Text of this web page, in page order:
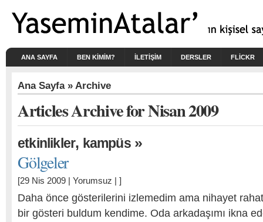
ANA SAYFA BEN KIMIM? İLETİŞİM DERSLER FLICKR
Ana Sayfa» Archive
Articles Archive for Nisan 2009
etkinlikler, kampüs»
Gölgeler
[29 Nis 2009 | Yorumsuz | ]
Daha önce gösterilerini izlemedim ama nihayet
bir gösteri buldum kendime. Oda arkadaşımı ikna